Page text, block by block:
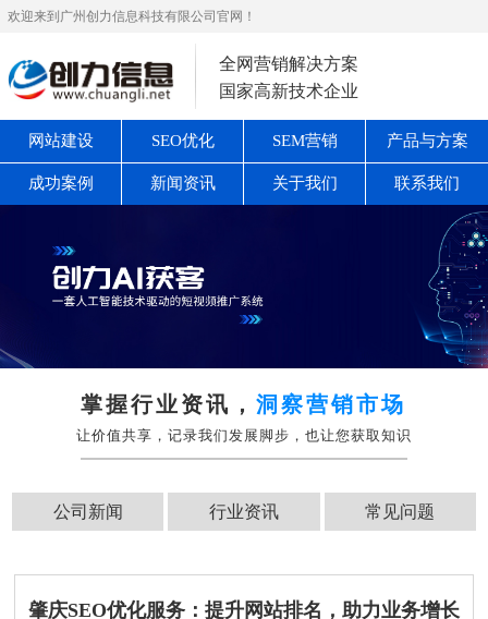
欢迎来到广州创力信息科技有限公司官网！
全网营销解决方案
国家高新技术企业
网站建设 SEO优化 SEM营销 产品与方案
成功案例 新闻资讯 关于我们 联系我们
掌握行业资讯，洞察营销市场
让价值共享，记录我们发展脚步，也让您获取知识
公司新闻 行业资讯 常见问题
肇庆SEO优化服务：提升网站排名，助力业务增长